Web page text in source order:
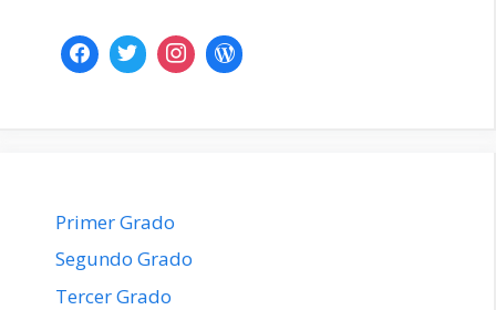
Primer Grado
Segundo Grado
Tercer Grado